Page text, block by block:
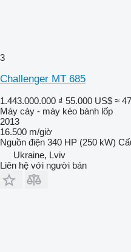
3
Challenger MT 685
1.443.000.000 ₫ 55.000 US$ ≈
Máy cày - máy kéo bánh lốp
2013
16.500 m/giờ
Nguồn điện 340 HP (250 kW)
Ukraine, Lviv
Liên hệ với người bán